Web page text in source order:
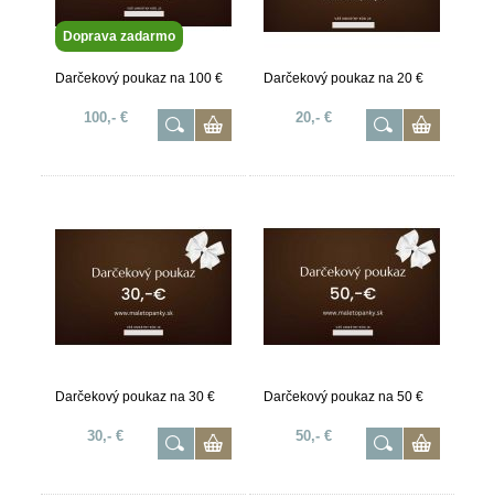
Doprava zadarmo
Darčekový poukaz na 100 €
100,- €
Darčekový poukaz na 20 €
20,- €
Darčekový poukaz na 30 €
30,- €
Darčekový poukaz na 50 €
50,- €